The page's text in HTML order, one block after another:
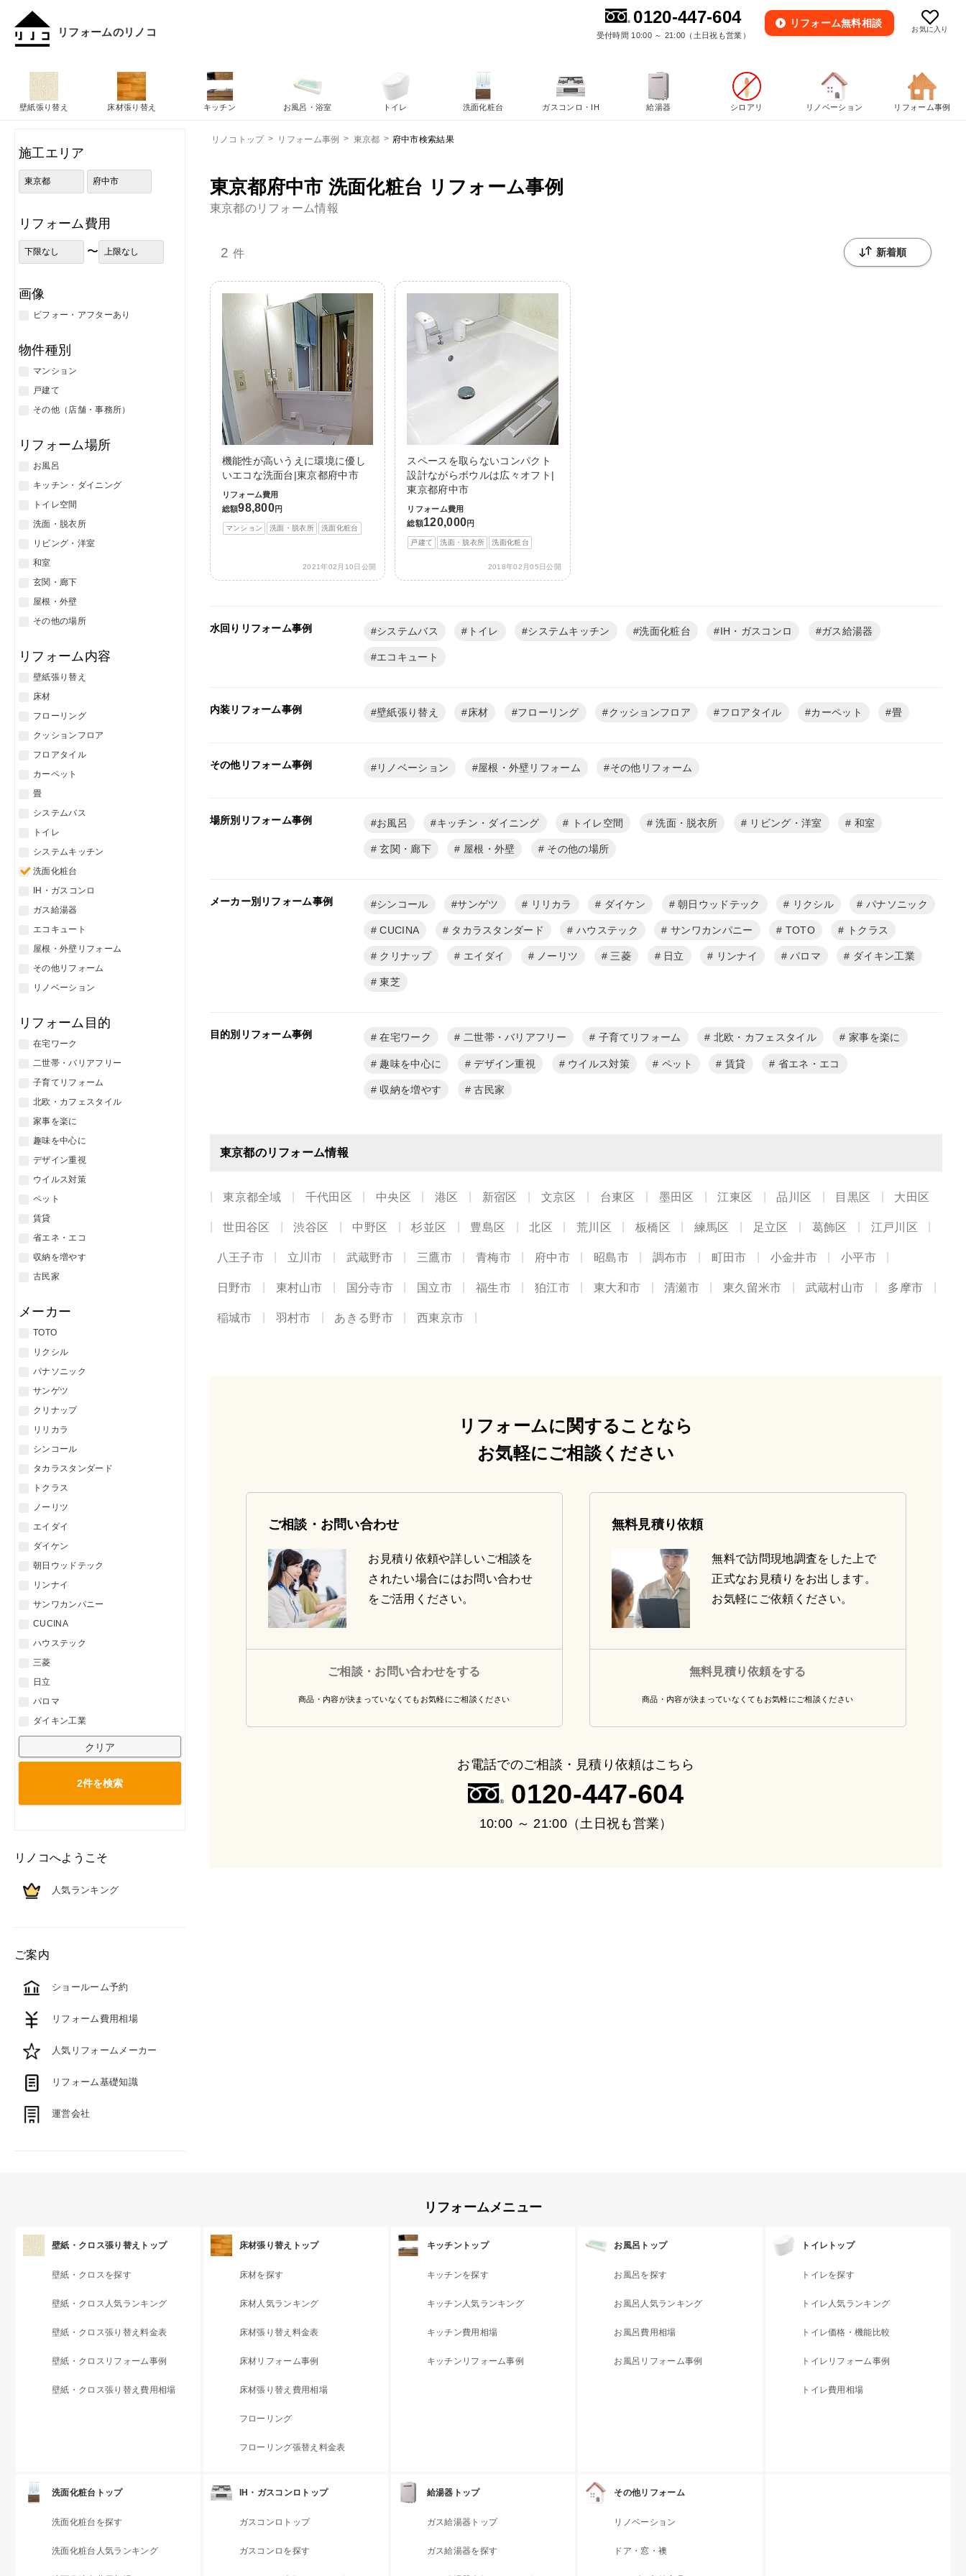
リフォームのリノコ お気に入り
0120-447-604
受付時間 10:00 ～ 21:00（土日祝も営業）
リフォーム無料相談
リノコトップ リフォーム事例 東京都 府中市検索結果
東京都府中市 洗面化粧台 リフォーム事例
東京都のリフォーム情報
2 件
機能性が高いうえに環境に優し
いエコな洗面台|東京都府中市
リフォーム費用
総額98,800円
マンション 洗面・脱衣所 洗面化粧台
2021年02月10日公開
スペースを取らないコンパクト
設計ながらボウルは広々オフト|
東京都府中市
リフォーム費用
総額120,000円
戸建て 洗面・脱衣所 洗面化粧台
2018年02月05日公開
水回りリフォーム事例 システムバス トイレ システムキッチン 洗面化粧台 IH・ガスコンロ ガス給湯器
エコキュート
内装リフォーム事例 壁紙張り替え 床材 フローリング クッションフロア フロアタイル カーペット 畳
その他リフォーム事例 リノベーション 屋根・外壁リフォーム その他リフォーム
場所別リフォーム事例 お風呂 キッチン・ダイニング トイレ空間 洗面・脱衣所 リビング・洋室 和室
玄関・廊下 屋根・外壁 その他の場所
メーカー別リフォーム事例 シンコール サンゲツ リリカラ ダイケン 朝日ウッドテック リクシル パナソニック
CUCINA タカラスタンダード ハウステック サンワカンパニー TOTO トクラス
クリナップ エイダイ ノーリツ 三菱 日立 リンナイ パロマ ダイキン工業
東芝
目的別リフォーム事例 在宅ワーク 二世帯・バリアフリー 子育てリフォーム 北欧・カフェスタイル 家事を楽に
趣味を中心に デザイン重視 ウイルス対策 ペット 賃貸 省エネ・エコ
収納を増やす 古民家
東京都のリフォーム情報
東京都全域 千代田区 中央区 港区 新宿区 文京区 台東区 墨田区 江東区 品川区 目黒区 大田区
世田谷区 渋谷区 中野区 杉並区 豊島区 北区 荒川区 板橋区 練馬区 足立区 葛飾区 江戸川区
八王子市 立川市 武蔵野市 三鷹市 青梅市 府中市 昭島市 調布市 町田市 小金井市 小平市
日野市 東村山市 国分寺市 国立市 福生市 狛江市 東大和市 清瀬市 東久留米市 武蔵村山市 多摩市
稲城市 羽村市 あきる野市 西東京市
リフォームに関することなら
お気軽にご相談ください
ご相談・お問い合わせ
お見積り依頼や詳しいご相談を
されたい場合にはお問い合わせ
をご活用ください。
ご相談・お問い合わせをする
商品・内容が決まっていなくてもお気軽にご相談ください
無料見積り依頼
無料で訪問現地調査をした上で
正式なお見積りをお出します。
お気軽にご依頼ください。
無料見積り依頼をする
商品・内容が決まっていなくてもお気軽にご相談ください
お電話でのご相談・見積り依頼はこちら
0120-447-604
10:00 ～ 21:00（土日祝も営業）
壁紙張り替え 床材張り替え キッチン お風呂・浴室 トイレ 洗面化粧台 ガスコンロ・IH 給湯器 シロアリ リノベーション リフォーム事例
施工エリア
リフォーム費用
〜
画像
ビフォー・アフターあり
物件種別
マンション
戸建て
その他（店舗・事務所）
リフォーム場所
お風呂
キッチン・ダイニング
トイレ空間
洗面・脱衣所
リビング・洋室
和室
玄関・廊下
屋根・外壁
その他の場所
リフォーム内容
壁紙張り替え
床材
フローリング
クッションフロア
フロアタイル
カーペット
畳
システムバス
トイレ
システムキッチン
洗面化粧台
IH・ガスコンロ
ガス給湯器
エコキュート
屋根・外壁リフォーム
その他リフォーム
リノベーション
リフォーム目的
在宅ワーク
二世帯・バリアフリー
子育てリフォーム
北欧・カフェスタイル
家事を楽に
趣味を中心に
デザイン重視
ウイルス対策
ペット
賃貸
省エネ・エコ
収納を増やす
古民家
メーカー
TOTO
リクシル
パナソニック
サンゲツ
クリナップ
リリカラ
シンコール
タカラスタンダード
トクラス
ノーリツ
エイダイ
ダイケン
朝日ウッドテック
リンナイ
サンワカンパニー
CUCINA
ハウステック
三菱
日立
パロマ
ダイキン工業
クリア
2件を検索
リノコへようこそ
人気ランキング
ご案内
ショールーム予約
リフォーム費用相場
人気リフォームメーカー
リフォーム基礎知識
運営会社
リフォームメニュー
壁紙・クロス張り替えトップ
壁紙・クロスを探す
壁紙・クロス人気ランキング
壁紙・クロス張り替え料金表
壁紙・クロスリフォーム事例
壁紙・クロス張り替え費用相場
床材張り替えトップ
床材を探す
床材人気ランキング
床材張り替え料金表
床材リフォーム事例
床材張り替え費用相場
フローリング
フローリング張替え料金表
キッチントップ
キッチンを探す
キッチン人気ランキング
キッチン費用相場
キッチンリフォーム事例
お風呂トップ
お風呂を探す
お風呂人気ランキング
お風呂費用相場
お風呂リフォーム事例
トイレトップ
トイレを探す
トイレ人気ランキング
トイレ価格・機能比較
トイレリフォーム事例
トイレ費用相場
洗面化粧台トップ
洗面化粧台を探す
洗面化粧台人気ランキング
IH・ガスコンロトップ
ガスコンロトップ
ガスコンロを探す
給湯器トップ
ガス給湯器トップ
ガス給湯器を探す
その他リフォーム
リノベーション
ドア・窓・襖